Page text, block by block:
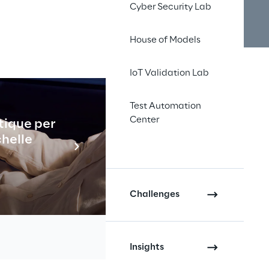
per
Cyber Security Lab
House of Models
IoT Validation Lab
Test Automation
Center
Challenges
Insights
AI/ML
Machine Learning
commerciales
les participants
comment les